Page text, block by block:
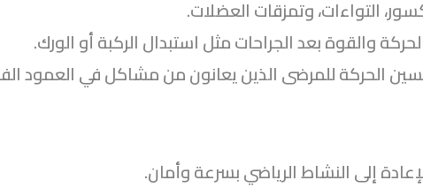
التواءات، وتمزقات العضلات.
والقوة بعد الجراحات مثل استبدال الركبة أو الورك.
الحركة للمرضى الذين يعانون من مشاكل في العمود
إلى النشاط الرياضي بسرعة وأمان.